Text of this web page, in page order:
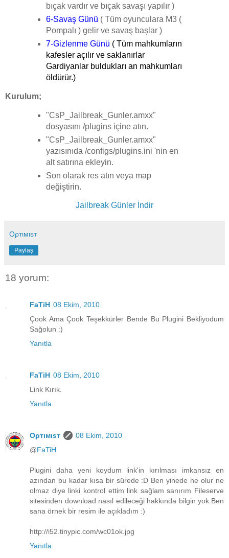
bıçak vardır ve bıçak savaşı yapılır )
6-Savaş Günü ( Tüm oyunculara M3 (
Pompalı ) gelir ve savaş başlar )
7-Gizlenme Günü ( Tüm mahkumların
kafesler açılır ve saklanırlar
Gardiyanlar buldukları an mahkumları
öldürür.)
Kurulum;
"CsP_Jailbreak_Gunler.amxx"
dosyasını /plugins içine atın.
"CsP_Jailbreak_Gunler.amxx"
yazısınıda /configs/plugins.ini 'nin en
alt satırına ekleyin.
Son olarak res atın veya map
değiştirin.
Jailbreak Günler İndir
Oρтιмιsт
Paylaş
18 yorum:
FaTiH 08 Ekim, 2010
Çook Ama Çook Teşekkürler Bende Bu Plugini Bekliyodum
Sağolun :)
Yanıtla
FaTiH 08 Ekim, 2010
Link Kırık.
Yanıtla
Oρтιмιsт
08 Ekim, 2010
@FaTiH
Plugini daha yeni koydum link'in kırılması imkansız en
azından bu kadar kısa bir sürede :D Ben yinede ne olur ne
olmaz diye linki kontrol ettim link sağlam sanırım Fileserve
sitesinden download nasıl edileceği hakkında bilgin yok.Ben
sana örnek bir resim ile açıkladım :)
http://i52.tinypic.com/wc01ok.jpg
Yanıtla